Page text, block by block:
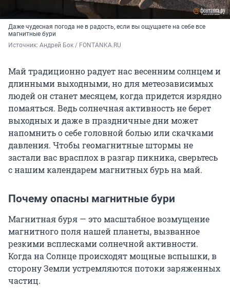
Даже чудесная погода не в радость, если вы ощущаете на себе все
магнитные бури
Источник: Андрей Бок / FONTANKA.RU
Май традиционно радует нас весенним солнцем и
длинными выходными, но для метеозависимых
людей он станет месяцем, когда придется изрядно
помаяться. Ведь солнечная активность не берет
выходных и даже в праздничные дни может
напомнить о себе головной болью или скачками
давления. Чтобы геомагнитные штормы не
застали вас врасплох в разгар пикника, сверьтесь
с нашим календарем магнитных бурь на май.
Почему опасны магнитные бури
Магнитная буря — это масштабное возмущение
магнитного поля нашей планеты, вызванное
резкими всплесками солнечной активности.
Когда на Солнце происходят мощные вспышки, в
сторону Земли устремляются потоки заряженных
частиц.